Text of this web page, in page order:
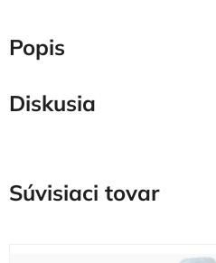
Popis
Diskusia
Súvisiaci tovar